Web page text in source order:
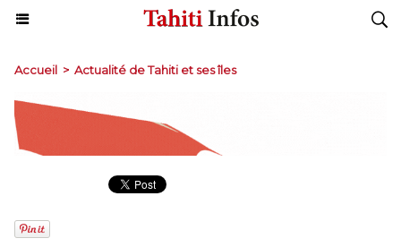
Accueil > Actualité de Tahiti et ses îles